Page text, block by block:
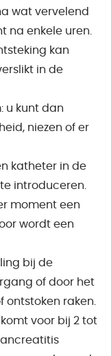
wat vervelend
na enkele uren.
kan
in de
u kunt dan
niezen of er
katheter in de
introduceren.
moment een
wordt een
bij de
of door het
ontstoken raken.
voor bij 2 tot